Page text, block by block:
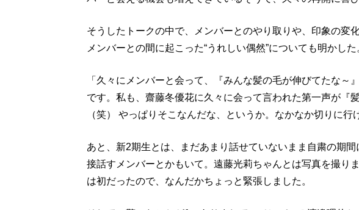
そうしたトークの中で、メンバーとのやり取りや、印象の変
メンバーとの間に起こった“うれしい偶然”についても明かした
「久々にメンバーと会って、『みんな髪の毛が伸びてたな～
です。私も、齋藤冬優花に久々に会って言われた第一声が『
（笑） やっぱりそこなんだな、というか。なかなか切りに行
あと、新2期生とは、まだあまり話せていないまま自粛の期
接話すメンバーとかもいて。遠藤光莉ちゃんとは写真を撮り
は初だったので、なんだかちょっと緊張しました。